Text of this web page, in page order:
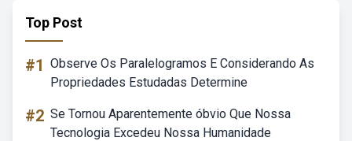
Top Post
#1 Observe Os Paralelogramos E Considerando As
Propriedades Estudadas Determine
#2 Se Tornou Aparentemente óbvio Que Nossa
Tecnologia Excedeu Nossa Humanidade